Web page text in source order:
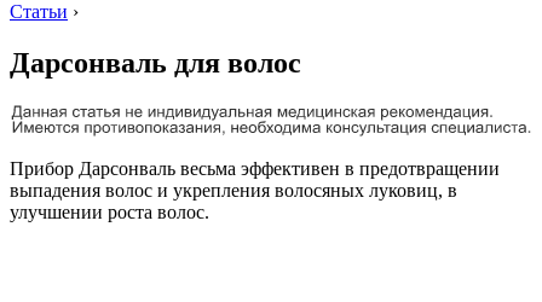
Статьи ›
Дарсонваль для волос
Прибор Дарсонваль весьма эффективен в предотвращении
выпадения волос и укрепления волосяных луковиц, в
улучшении роста волос.